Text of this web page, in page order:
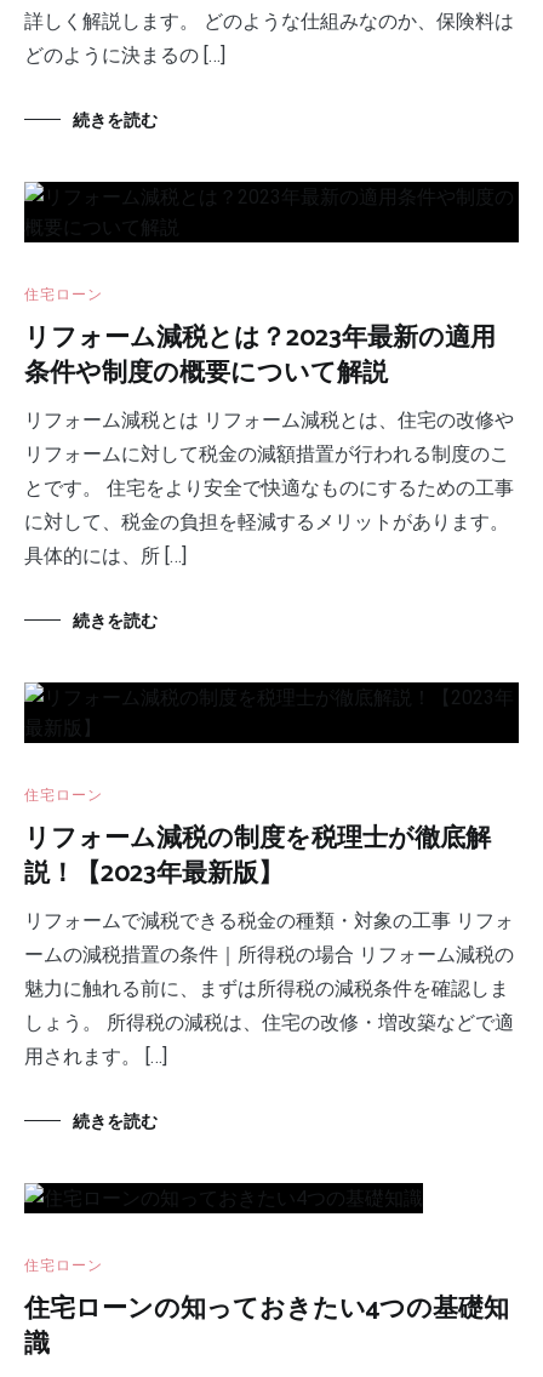
詳しく解説します。 どのような仕組みなのか、保険料は
どのように決まるの […]
続きを読む
住宅ローン
リフォーム減税とは？2023年最新の適用
条件や制度の概要について解説
リフォーム減税とは リフォーム減税とは、住宅の改修や
リフォームに対して税金の減額措置が行われる制度のこ
とです。 住宅をより安全で快適なものにするための工事
に対して、税金の負担を軽減するメリットがあります。
具体的には、所 […]
続きを読む
住宅ローン
リフォーム減税の制度を税理士が徹底解
説！【2023年最新版】
リフォームで減税できる税金の種類・対象の工事 リフォ
ームの減税措置の条件｜所得税の場合 リフォーム減税の
魅力に触れる前に、まずは所得税の減税条件を確認しま
しょう。 所得税の減税は、住宅の改修・増改築などで適
用されます。 […]
続きを読む
住宅ローン
住宅ローンの知っておきたい4つの基礎知
識